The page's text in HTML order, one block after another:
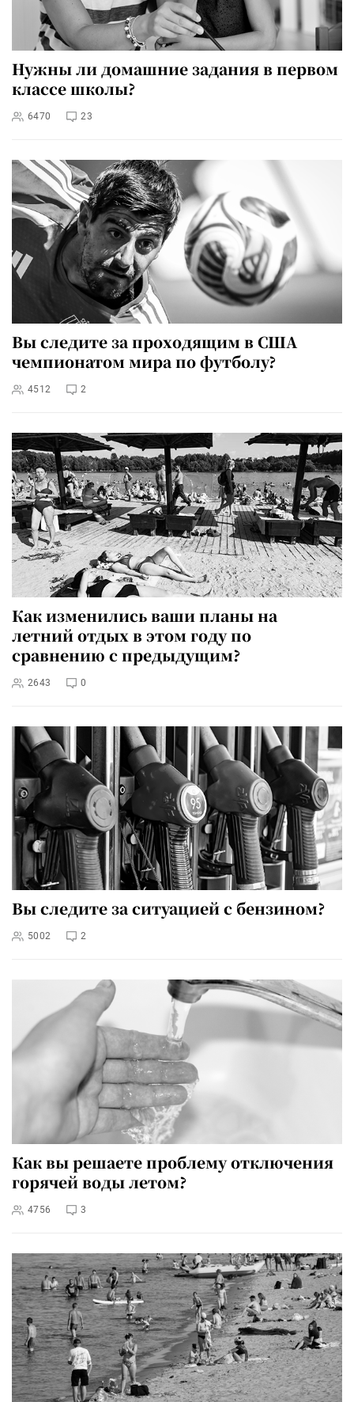
Нужны ли домашние задания в первом
классе школы?
6470 23
Вы следите за проходящим в США
чемпионатом мира по футболу?
4512 2
Как изменились ваши планы на
летний отдых в этом году по
сравнению с предыдущим?
2643 0
Вы следите за ситуацией с бензином?
5002 2
Как вы решаете проблему отключения
горячей воды летом?
4756 3